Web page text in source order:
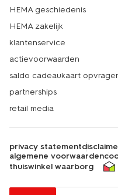
HEMA geschiedenis
HEMA zakelijk
klantenservice
actievoorwaarden
saldo cadeaukaart
partnerships
retail media
privacy statement
algemene voorwaarden
thuiswinkel waarborg